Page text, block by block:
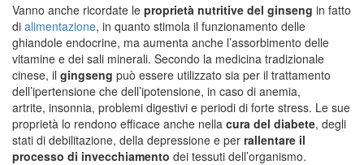
Vanno anche ricordate le proprietà nutritive del ginseng in fatto
di alimentazione, in quanto stimola il funzionamento delle
ghiandole endocrine, ma aumenta anche l’assorbimento delle
vitamine e dei sali minerali. Secondo la medicina tradizionale
cinese, il gingseng può essere utilizzato sia per il trattamento
dell’ipertensione che dell’ipotensione, in caso di anemia,
artrite, insonnia, problemi digestivi e periodi di forte stress. Le sue
proprietà lo rendono efficace anche nella cura del diabete, degli
stati di debilitazione, della depressione e per rallentare il
processo di invecchiamento dei tessuti dell’organismo.